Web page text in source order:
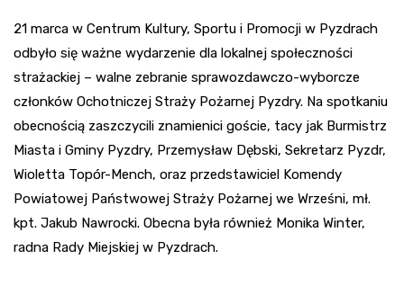
21 marca w Centrum Kultury, Sportu i Promocji w Pyzdrach
odbyło się ważne wydarzenie dla lokalnej społeczności
strażackiej – walne zebranie sprawozdawczo-wyborcze
członków Ochotniczej Straży Pożarnej Pyzdry. Na spotkaniu
obecnością zaszczycili znamienici goście, tacy jak Burmistrz
Miasta i Gminy Pyzdry, Przemysław Dębski, Sekretarz Pyzdr,
Wioletta Topór-Mench, oraz przedstawiciel Komendy
Powiatowej Państwowej Straży Pożarnej we Wrześni, mł.
kpt. Jakub Nawrocki. Obecna była również Monika Winter,
radna Rady Miejskiej w Pyzdrach.